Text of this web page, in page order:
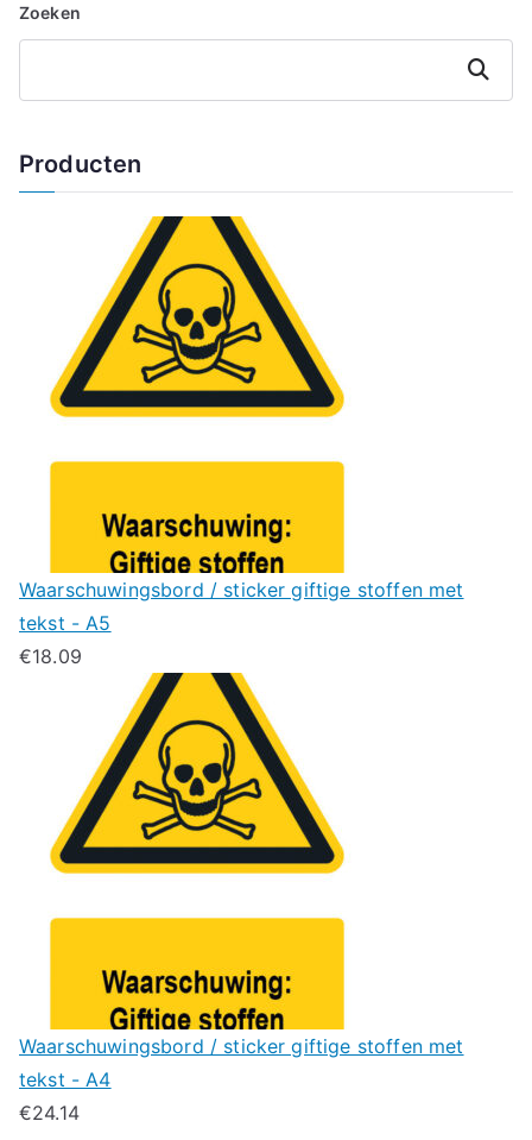
Zoeken
Zoeken
Producten
Waarschuwingsbord / sticker giftige stoffen met
tekst - A5
€18.09
Waarschuwingsbord / sticker giftige stoffen met
tekst - A4
€24.14